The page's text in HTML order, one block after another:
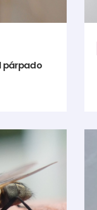
párpado